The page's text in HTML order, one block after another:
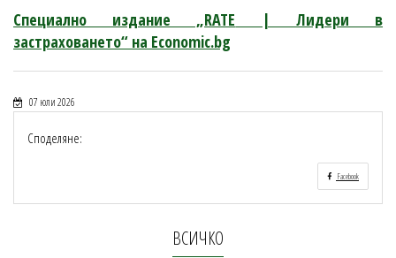
Специално издание „RATE | Лидери в
застраховането“ на Economic.bg
07 юли 2026
Споделяне:
Facebook
ВСИЧКО